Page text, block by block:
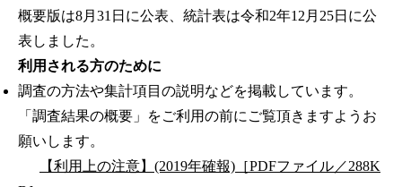
概要版は8月31日に公表、統計表は令和2年12月25日に公
表しました。
利用される方のために
調査の方法や集計項目の説明などを掲載しています。
「調査結果の概要」をご利用の前にご覧頂きますようお
願いします。
【利用上の注意】(2019年確報)［PDFファイル／288K